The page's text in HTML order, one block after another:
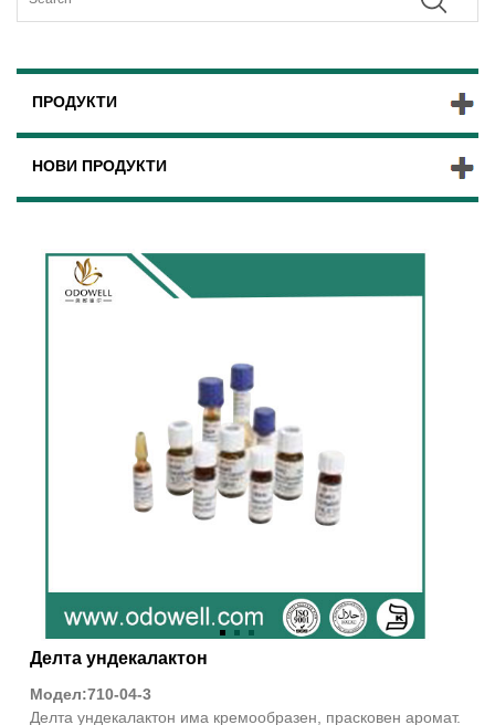
ПРОДУКТИ
НОВИ ПРОДУКТИ
Делта ундекалактон
Модел:710-04-3
Делта ундекалактон има кремообразен, прасковен аромат.